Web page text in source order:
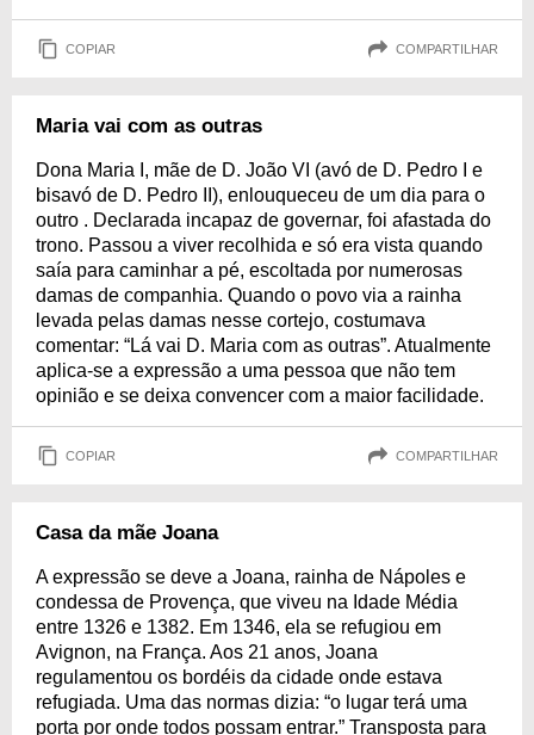
COPIAR COMPARTILHAR
Maria vai com as outras
Dona Maria I, mãe de D. João VI (avó de D. Pedro I e
bisavó de D. Pedro II), enlouqueceu de um dia para o
outro . Declarada incapaz de governar, foi afastada do
trono. Passou a viver recolhida e só era vista quando
saía para caminhar a pé, escoltada por numerosas
damas de companhia. Quando o povo via a rainha
levada pelas damas nesse cortejo, costumava
comentar: “Lá vai D. Maria com as outras”. Atualmente
aplica-se a expressão a uma pessoa que não tem
opinião e se deixa convencer com a maior facilidade.
COPIAR COMPARTILHAR
Casa da mãe Joana
A expressão se deve a Joana, rainha de Nápoles e
condessa de Provença, que viveu na Idade Média
entre 1326 e 1382. Em 1346, ela se refugiou em
Avignon, na França. Aos 21 anos, Joana
regulamentou os bordéis da cidade onde estava
refugiada. Uma das normas dizia: “o lugar terá uma
porta por onde todos possam entrar.” Transposta para